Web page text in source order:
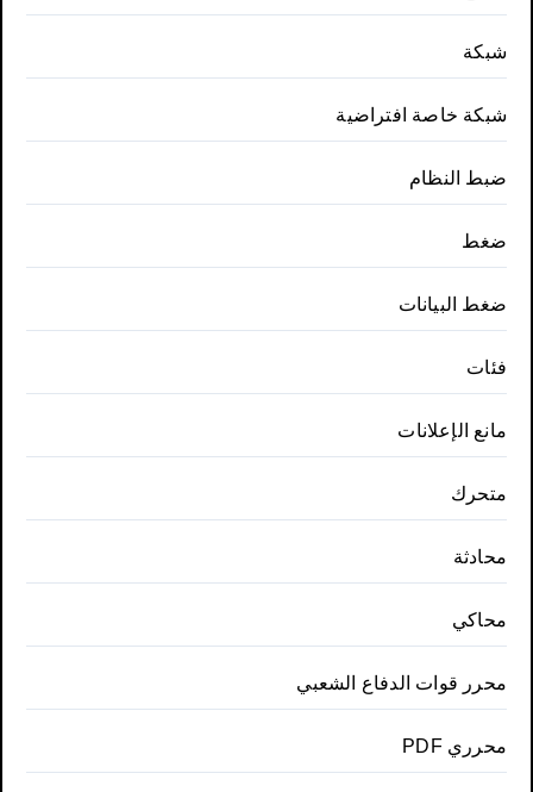
شبكة
شبكة خاصة افتراضية
ضبط النظام
ضغط
ضغط البيانات
فئات
مانع الإعلانات
متحرك
محادثة
محاكي
محرر قوات الدفاع الشعبي
محرري PDF